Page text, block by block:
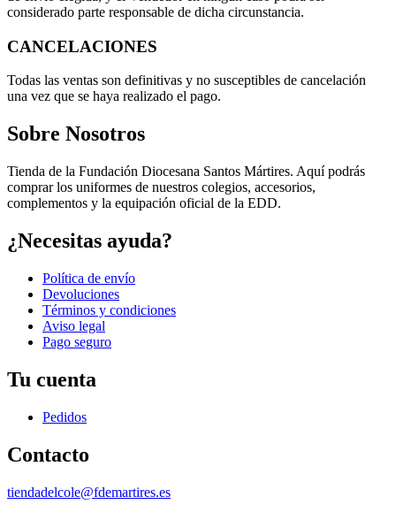
considerado parte responsable de dicha circunstancia.
CANCELACIONES
Todas las ventas son definitivas y no susceptibles de cancelación
una vez que se haya realizado el pago.
Sobre Nosotros
Tienda de la Fundación Diocesana Santos Mártires. Aquí podrás
comprar los uniformes de nuestros colegios, accesorios,
complementos y la equipación oficial de la EDD.
¿Necesitas ayuda?
Política de envío
Devoluciones
Términos y condiciones
Aviso legal
Pago seguro
Tu cuenta
Pedidos
Contacto
tiendadelcole@fdemartires.es